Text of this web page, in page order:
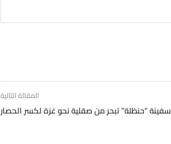
المقالة التالية
سفينة “حنظلة” تبحر من صقلية نحو غزة لكسر الحصار